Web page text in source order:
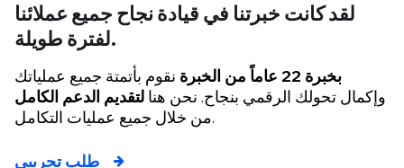
لقد كانت خبرتنا في قيادةنجاح جميع عملائنا
لفترة طويلة.
بخبرة 22 عاماً من الخبرة
نقوم بأتمتة جميع عملياتك
وإكمال تحولك الرقمي بنجاح. نحن هنا لتقديم الدعم الكامل
من خلال جميع عمليات التكامل.
طلب تجريبي